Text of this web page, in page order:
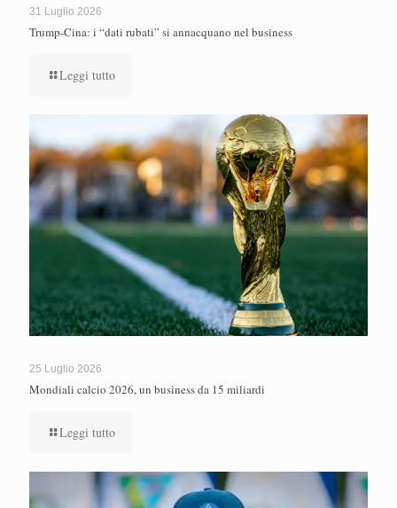
31 Luglio 2026
Trump-Cina: i “dati rubati” si annacquano nel business
Leggi tutto
25 Luglio 2026
Mondiali calcio 2026, un business da 15 miliardi
Leggi tutto